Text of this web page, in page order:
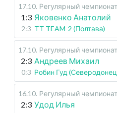
17.10. Регулярный чемпионат
1:3 Яковенко Анатолий
2:3 TT-TEAM-2 (Полтава)
17.10. Регулярный чемпионат
2:3 Андреев Михаил
0:3 Робин Гуд
16.10. Регулярный чемпионат
2:3 Удод Илья